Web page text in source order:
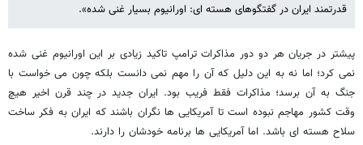
قدرتمند ایران در گفتگوهای هسته ای: اورانیوم بسیار غنی شده».
پیشتر در جریان هر دو دور مذاکرات ترامپ تاکید زیادی بر این اورانیوم غنی شده
نمی کرد؛ اما نه به این دلیل که آن را مهم نمی دانست بلکه چون می خواست با
جنگ به آن برسد؛ مذاکرات فقط فریب بود. ایران جدید در چند قرن اخیر هیچ
وقت کشور مهاجم نبوده است تا آمریکایی ها نگران باشند که ایران به فکر ساخت
سلاح هسته ای باشد. اما آمریکایی ها برنامه خودشان را دارند.